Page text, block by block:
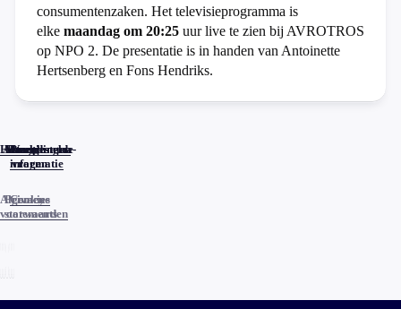
consumentenzaken. Het televisieprogramma is
elke maandag om 20:25 uur live te zien bij AVROTROS
op NPO 2. De presentatie is in handen van Antoinette
Hertsenberg en Fons Hendriks.
Home
Actueel
Uitzendingen
Reacties
Programma-
informatie
Veelgestelde
vragen
Algemene
voorwaarden
Privacy
statements
Cookies